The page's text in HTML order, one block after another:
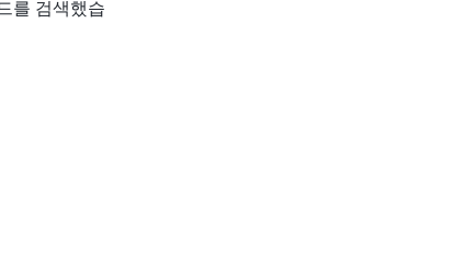
를 검색했습